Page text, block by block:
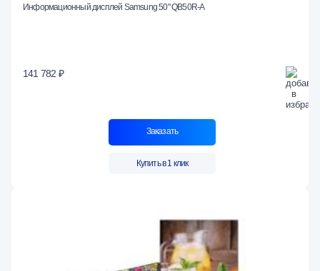
Информационный дисплей Samsung 50" QB50R-A
141 782 ₽
Заказать
Купить в 1 клик